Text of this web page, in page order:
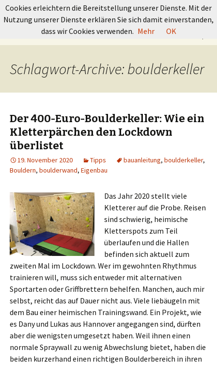
GRUNDKURS BOULDERN
Springe
nach:
Schlagwort-Archive: boulderkeller
Der 400-Euro-Boulderkeller: Wie ein
Kletterpärchen den Lockdown
überlistet
19. November 2020 Tipps bauanleitung, boulderkeller,
Bouldern, boulderwand, Eigenbau
Das Jahr 2020 stellt viele
Kletterer auf die Probe. Reisen
sind schwierig, heimische
Kletterspots zum Teil
überlaufen und die Hallen
befinden sich aktuell zum
zweiten Mal im Lockdown. Wer im gewohnten Rhythmus
trainieren will, muss sich entweder mit alternativen
Sportarten oder Griffbrettern behelfen. Manchen, auch mir
selbst, reicht das auf Dauer nicht aus. Viele liebäugeln mit
dem Bau einer heimischen Trainingswand. Ein Projekt, wie
es Dany und Lukas aus Hannover angegangen sind, dürften
aber die wenigsten umgesetzt haben. Weil ihnen einen
normale Spraywall zu wenig Abwechslung bietet, haben die
beiden kurzerhand einen richtigen Boulderbereich in ihren
Cookies erleichtern die Bereitstellung unserer Dienste. Mit der
Nutzung unserer Dienste erklären Sie sich damit einverstanden,
dass wir Cookies verwenden. Mehr OK